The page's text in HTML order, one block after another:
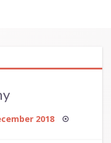
2018